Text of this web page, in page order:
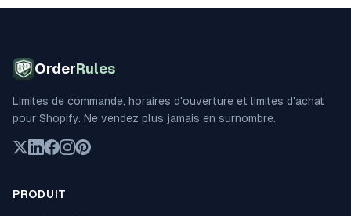
OrderRules
Limites de commande, horaires d'ouverture et limites d'achat
pour Shopify. Ne vendez plus jamais en surnombre.
PRODUIT